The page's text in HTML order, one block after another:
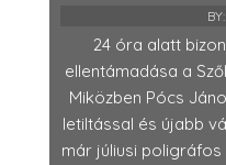
BY:
24 óra alatt
ellentámadása a
Miközben Pócs
letiltással és újabb
már júliusi